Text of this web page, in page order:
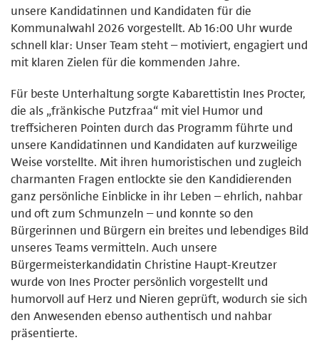
unsere Kandidatinnen und Kandidaten für die
Kommunalwahl 2026 vorgestellt. Ab 16:00 Uhr wurde
schnell klar: Unser Team steht – motiviert, engagiert und
mit klaren Zielen für die kommenden Jahre.
Für beste Unterhaltung sorgte Kabarettistin Ines Procter,
die als „fränkische Putzfraa“ mit viel Humor und
treffsicheren Pointen durch das Programm führte und
unsere Kandidatinnen und Kandidaten auf kurzweilige
Weise vorstellte. Mit ihren humoristischen und zugleich
charmanten Fragen entlockte sie den Kandidierenden
ganz persönliche Einblicke in ihr Leben – ehrlich, nahbar
und oft zum Schmunzeln – und konnte so den
Bürgerinnen und Bürgern ein breites und lebendiges Bild
unseres Teams vermitteln. Auch unsere
Bürgermeisterkandidatin Christine Haupt-Kreutzer
wurde von Ines Procter persönlich vorgestellt und
humorvoll auf Herz und Nieren geprüft, wodurch sie sich
den Anwesenden ebenso authentisch und nahbar
präsentierte.